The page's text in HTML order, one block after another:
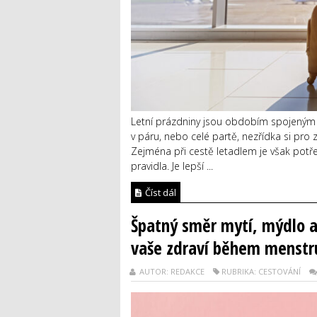
Letní prázdniny jsou obdobím
v páru, nebo celé partě, nezřídka si pro
Zejména při cestě letadlem je však
pravidla. Je lepší ...
Číst dál
Špatný směr mytí, mýdlo
vaše zdraví během
AUTOR: REDAKCE RUBRIKA: CESTOVÁNÍ